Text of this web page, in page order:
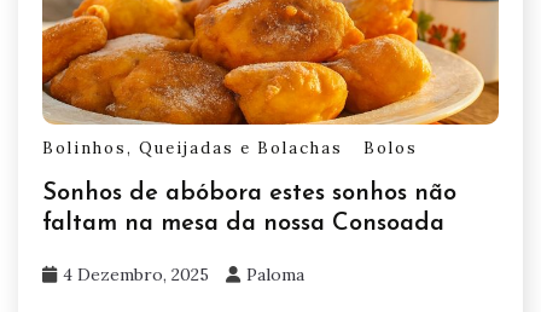
Bolinhos, Queijadas e Bolachas Bolos
Sonhos de abóbora estes sonhos não
faltam na mesa da nossa Consoada
4 Dezembro, 2025 Paloma